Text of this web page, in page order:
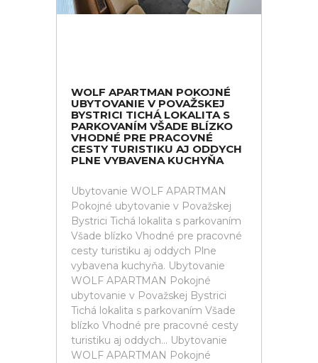
WOLF APARTMAN POKOJNÉ
UBYTOVANIE V POVAŽSKEJ
BYSTRICI TICHÁ LOKALITA S
PARKOVANÍM VŠADE BLÍZKO
VHODNÉ PRE PRACOVNÉ
CESTY TURISTIKU AJ ODDYCH
PLNE VYBAVENA KUCHYŇA
Ubytovanie WOLF APARTMAN
Pokojné ubytovanie v Považskej
Bystrici Tichá lokalita s parkovaním
Všade blízko Vhodné pre pracovné
cesty turistiku aj oddych Plne
vybavena kuchyňa. Ubytovanie
WOLF APARTMAN Pokojné
ubytovanie v Považskej Bystrici
Tichá lokalita s parkovaním Všade
blízko Vhodné pre pracovné cesty
turistiku aj oddych... Ubytovanie
WOLF APARTMAN Pokojné